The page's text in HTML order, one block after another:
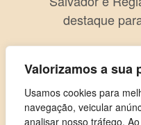
Valorizamos a sua
Usamos cookies para
navegação, veicular
analisar nosso tráfego.
destaque